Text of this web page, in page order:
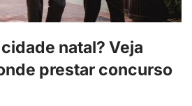
natal? Veja
prestar concurso